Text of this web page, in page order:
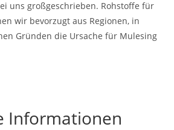
uns großgeschrieben. Rohstoffe für
wir bevorzugt aus Regionen, in
Gründen die Ursache für Mulesing
Informationen